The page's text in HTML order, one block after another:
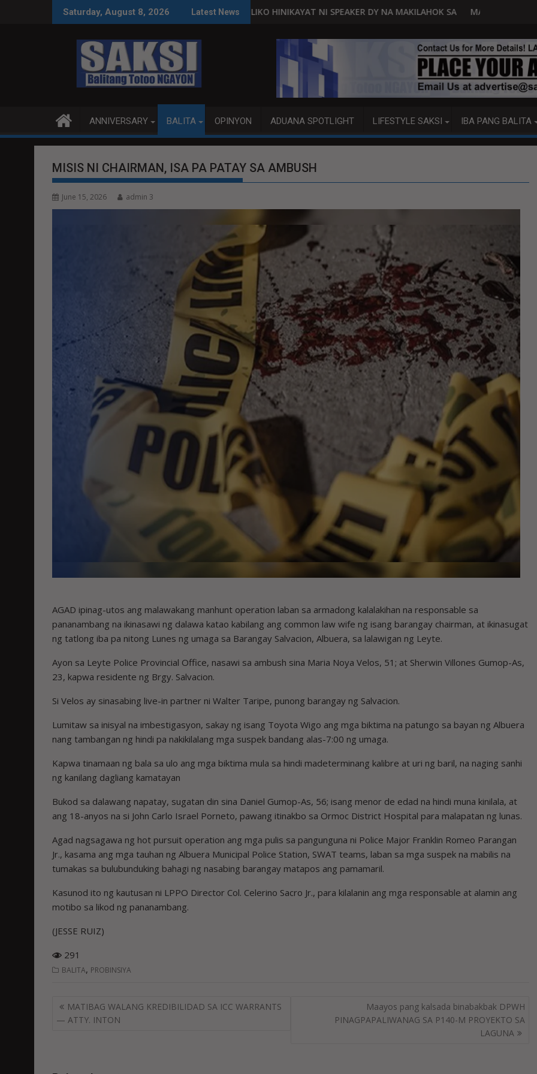
Saturday, August 8, 2026 Latest News
NA SUSPENDIHIN IMPLEMENTASYON NG RPVARAPUBLIKO HINIKAYAT NI SPEAKER DY NA MAKILAHOK SA PAGBUO NG MGA BATAS
MALACAÑANG PINAAARAL NA SA DOJ ANG
ANNIVERSARY BALITA OPINYON ADUANA SPOTLIGHT LIFESTYLE SAKSI IBA PANG BALITA
MISIS NI CHAIRMAN, ISA PA PATAY SA AMBUSH
June 15, 2026 admin 3
AGAD ipinag-utos ang malawakang manhunt operation laban sa armadong kalalakihan na responsable sa
pananambang na ikinasawi ng dalawa katao kabilang ang common law wife ng isang barangay chairman, at ikinasugat
ng tatlong iba pa nitong Lunes ng umaga sa Barangay Salvacion, Albuera, sa lalawigan ng Leyte.
Ayon sa Leyte Police Provincial Office, nasawi sa ambush sina Maria Noya Velos, 51; at Sherwin Villones Gumop-As,
23, kapwa residente ng Brgy. Salvacion.
Si Velos ay sinasabing live-in partner ni Walter Taripe, punong barangay ng Salvacion.
Lumitaw sa inisyal na imbestigasyon, sakay ng isang Toyota Wigo ang mga biktima na patungo sa bayan ng Albuera
nang tambangan ng hindi pa nakikilalang mga suspek bandang alas-7:00 ng umaga.
Kapwa tinamaan ng bala sa ulo ang mga biktima mula sa hindi madeterminang kalibre at uri ng baril, na naging sanhi
ng kanilang dagliang kamatayan
Bukod sa dalawang napatay, sugatan din sina Daniel Gumop-As, 56; isang menor de edad na hindi muna kinilala, at
ang 18-anyos na si John Carlo Israel Porneto, pawang itinakbo sa Ormoc District Hospital para malapatan ng lunas.
Agad nagsagawa ng hot pursuit operation ang mga pulis sa pangunguna ni Police Major Franklin Romeo Parangan
Jr., kasama ang mga tauhan ng Albuera Municipal Police Station, SWAT teams, laban sa mga suspek na mabilis na
tumakas sa bulubunduking bahagi ng nasabing barangay matapos ang pamamaril.
Kasunod ito ng kautusan ni LPPO Director Col. Celerino Sacro Jr., para kilalanin ang mga responsable at alamin ang
motibo sa likod ng pananambang.
(JESSE RUIZ)
291
BALITA, PROBINSIYA
Post
navigation
MATIBAG WALANG KREDIBILIDAD SA ICC WARRANTS
— ATTY. INTON
Maayos pang kalsada binabakbak DPWH
PINAGPAPALIWANAG SA P140-M PROYEKTO SA
LAGUNA